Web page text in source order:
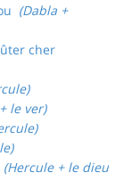
(Dabla +
cher
le ver)
(Hercule + le dieu